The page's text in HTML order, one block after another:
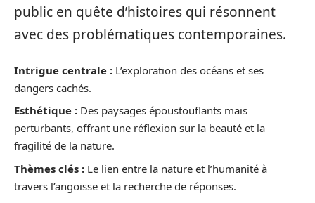
public en quête d’histoires qui résonnent
avec des problématiques contemporaines.
Intrigue centrale : L’exploration des océans et ses
dangers cachés.
Esthétique : Des paysages époustouflants mais
perturbants, offrant une réflexion sur la beauté et la
fragilité de la nature.
Thèmes clés : Le lien entre la nature et l’humanité à
travers l’angoisse et la recherche de réponses.